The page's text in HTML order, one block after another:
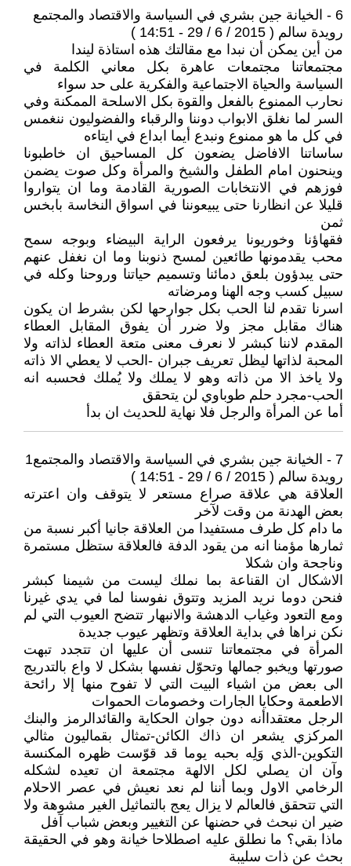
6 - الخيانة جين بشري في السياسة والاقتصاد والمجتمع
رويدة سالم ( 2015 / 6 / 29 - 14:51 )
من أين يمكن أن نبدا مع مقالتك هذه استاذة ليندا
مجتمعاتنا مجتمعات عاهرة بكل معاني الكلمة في
السياسة والحياة الاجتماعية والفكرية على حد سواء
نحارب الممنوع بالفعل والقوة بكل الاسلحة الممكنة وفي
السر لما نغلق الابواب دوننا والرقباء والفضوليون ننغمس
في كل ما هو ممنوع ونبدع أيما ابداع في ايتاءه
ساساتنا الافاضل يضعون كل المساحيق ان خاطبونا
وينحنون امام الطفل والشيخ والمرأة وكل صوت يضمن
فوزهم في الانتخابات الصورية القادمة وما ان يتواروا
قليلا عن انظارنا حتى يبيعوننا في اسواق النخاسة بابخس
ثمن
فقهاؤنا وخوريونا يرفعون الراية البيضاء وبوجه سمح
محب يقدمونها طائعين لمسح ذنوبنا وما ان نغفل عنهم
حتى يبدؤون بلعق دمائنا وتسميم حياتنا وروحنا وكله في
سبيل كسب وجه الهنا ومرضاته
اسرنا تقدم لنا الحب بكل جوارحها لكن بشرط ان يكون
هناك مقابل مجز ولا ضرر أن يفوق المقابل العطاء
المقدم لاننا كبشر لا نعرف معنى متعة العطاء لذاته ولا
المحبة لذاتها ليظل تعريف جبران -الحب لا يعطي الا ذاته
ولا ياخذ الا من ذاته وهو لا يملك ولا يُملك فحسبه انه
الحب-مجرد حلم طوباوي لن يتحقق
أما عن المرأة والرجل فلا نهاية للحديث ان بدأ
7 - الخيانة جين بشري في السياسة والاقتصاد والمجتمع1
رويدة سالم ( 2015 / 6 / 29 - 14:51 )
العلاقة هي علاقة صراع مستعر لا يتوقف وان اعترته
بعض الهدنة من وقت لآخر
ما دام كل طرف مستفيدا من العلاقة جانيا أكبر نسبة من
ثمارها مؤمنا انه من يقود الدفة فالعلاقة ستظل مستمرة
وناجحة وان شكلا
الاشكال ان القناعة بما نملك ليست من شيمنا كبشر
فنحن دوما نريد المزيد وتتوق نفوسنا لما في يدي غيرنا
ومع التعود وغياب الدهشة والانبهار تتضح العيوب التي لم
نكن نراها في بداية العلاقة وتظهر عيوب جديدة
المرأة في مجتمعاتنا تنسى أن عليها ان تتجدد تبهت
صورتها ويخبو جمالها وتحوّل نفسها بشكل لا واع بالتدريج
الى بعض من اشياء البيت التي لا تفوح منها إلا رائحة
الاطعمة وحكايا الجارات وخصومات الحموات
الرجل معتقداأنه دون جوان الحكاية والقائدالرمز والبنك
المركزي يشعر ان ذاك الكائن-تمثال بقماليون مثالي
التكوين-الذي وَلِه بحبه يوما قد قوّست ظهره المكنسة
وآن ان يصلي لكل الالهة مجتمعة ان تعيده لشكله
الرخامي الاول وبما أننا لم نعد نعيش في عصر الاحلام
التي تتحقق فالعالم لا يزال يعج بالتماثيل الغير مشوهة ولا
ضير ان نبحث في حضنها عن التغيير وبعض شباب آفل
ماذا بقي؟ ما نطلق عليه اصطلاحا خيانة وهو في الحقيقة
بحث عن ذات سليبة